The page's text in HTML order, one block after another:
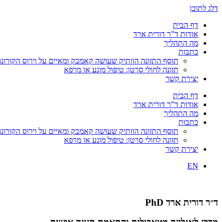
דלג לתוכן
דף הבית
אודות ד”ר דורית ארד
מה התהליך
כתבות
תוסף התזונה הוותיק שעושה קאמבק ומאיים על וירוס
תזונה לחולי סרטן: טיפול מונע או מרפא
יצירת קשר
דף הבית
אודות ד”ר דורית ארד
מה התהליך
כתבות
תוסף התזונה הוותיק שעושה קאמבק ומאיים על וירוס
תזונה לחולי סרטן: טיפול מונע או מרפא
יצירת קשר
EN
ד״ר דורית ארד PhD